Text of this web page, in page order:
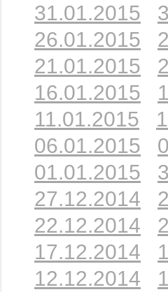
31.01.2015
26.01.2015
21.01.2015
16.01.2015
11.01.2015
06.01.2015
01.01.2015
27.12.2014
22.12.2014
17.12.2014
12.12.2014